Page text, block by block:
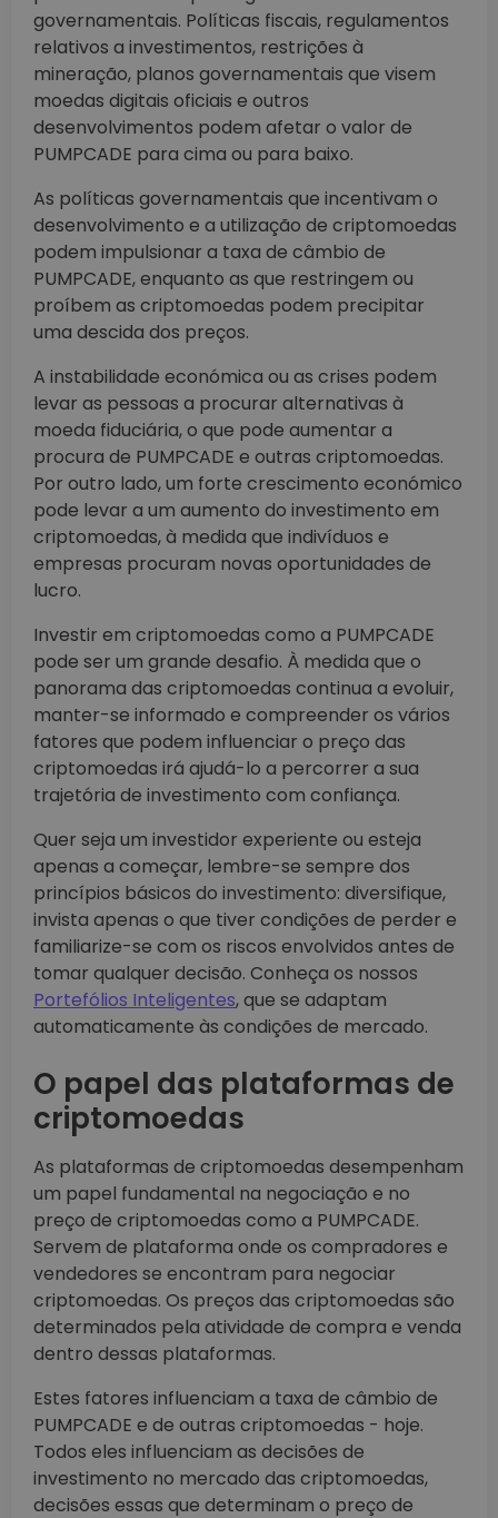
governamentais. Políticas fiscais, regulamentos
relativos a investimentos, restrições à
mineração, planos governamentais que visem
moedas digitais oficiais e outros
desenvolvimentos podem afetar o valor de
PUMPCADE para cima ou para baixo.
As políticas governamentais que incentivam o
desenvolvimento e a utilização de criptomoedas
podem impulsionar a taxa de câmbio de
PUMPCADE, enquanto as que restringem ou
proíbem as criptomoedas podem precipitar
uma descida dos preços.
A instabilidade económica ou as crises podem
levar as pessoas a procurar alternativas à
moeda fiduciária, o que pode aumentar a
procura de PUMPCADE e outras criptomoedas.
Por outro lado, um forte crescimento económico
pode levar a um aumento do investimento em
criptomoedas, à medida que indivíduos e
empresas procuram novas oportunidades de
lucro.
Investir em criptomoedas como a PUMPCADE
pode ser um grande desafio. À medida que o
panorama das criptomoedas continua a evoluir,
manter-se informado e compreender os vários
fatores que podem influenciar o preço das
criptomoedas irá ajudá-lo a percorrer a sua
trajetória de investimento com confiança.
Quer seja um investidor experiente ou esteja
apenas a começar, lembre-se sempre dos
princípios básicos do investimento: diversifique,
invista apenas o que tiver condições de perder e
familiarize-se com os riscos envolvidos antes de
tomar qualquer decisão. Conheça os nossos
Portefólios Inteligentes, que se adaptam
automaticamente às condições de mercado.
O papel das plataformas de
criptomoedas
As plataformas de criptomoedas desempenham
um papel fundamental na negociação e no
preço de criptomoedas como a PUMPCADE.
Servem de plataforma onde os compradores e
vendedores se encontram para negociar
criptomoedas. Os preços das criptomoedas são
determinados pela atividade de compra e venda
dentro dessas plataformas.
Estes fatores influenciam a taxa de câmbio de
PUMPCADE e de outras criptomoedas - hoje.
Todos eles influenciam as decisões de
investimento no mercado das criptomoedas,
decisões essas que determinam o preço de